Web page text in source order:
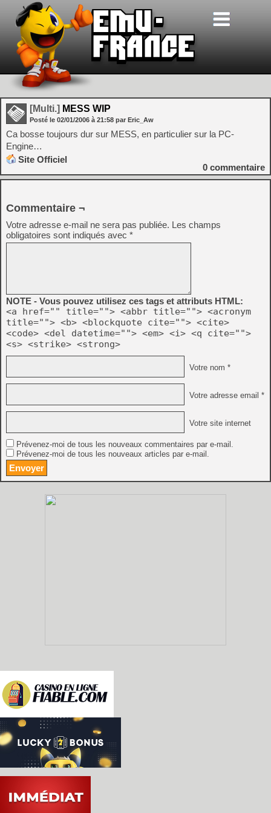
[Multi.] MESS WIP
Posté le 02/01/2006 à 21:58 par Eric_Aw
Ca bosse toujours dur sur MESS, en particulier sur la PC-
Engine…
Site Officiel
0 commentaire
Commentaire ¬
Votre adresse e-mail ne sera pas publiée. Les champs
obligatoires sont indiqués avec *
NOTE - Vous pouvez utilisez ces tags et attributs HTML:
<a href="" title=""> <abbr title=""> <acronym
title=""> <b> <blockquote cite=""> <cite>
<code> <del datetime=""> <em> <i> <q cite="">
<s> <strike> <strong>
Votre nom *
Votre adresse email *
Votre site internet
Prévenez-moi de tous les nouveaux commentaires par e-mail.
Prévenez-moi de tous les nouveaux articles par e-mail.